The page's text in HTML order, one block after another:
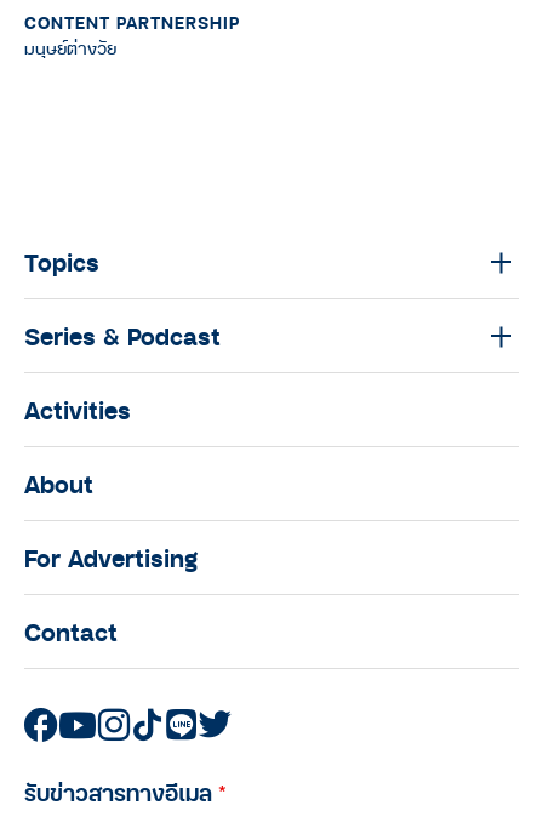
CONTENT PARTNERSHIP
มนุษย์ต่างวัย
Topics
Series & Podcast
Activities
About
For Advertising
Contact
รับข่าวสารทางอีเมล*